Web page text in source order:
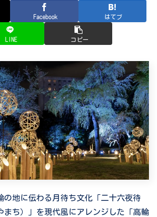
Facebook はてブ
LINE コピー
の地に伝わる月待ち文化「二十六夜待
まち）」を現代風にアレンジした「高輪